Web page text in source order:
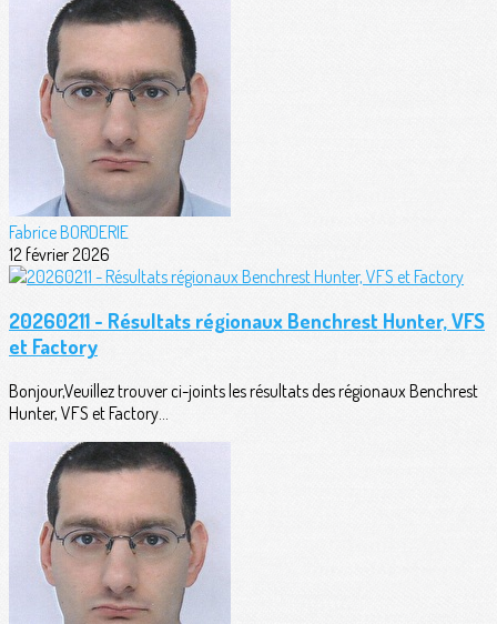
Fabrice BORDERIE
12 février 2026
20260211 - Résultats régionaux Benchrest Hunter, VFS
et Factory
Bonjour,Veuillez trouver ci-joints les résultats des régionaux Benchrest
Hunter, VFS et Factory...